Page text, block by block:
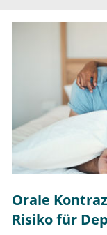
Orale
Risiko für